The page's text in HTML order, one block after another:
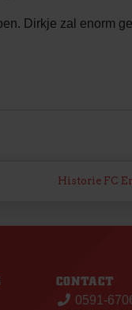
Dirkje zal enorm
Historie FC
CONTACT
0591-